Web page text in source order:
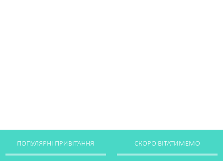
ПОПУЛЯРНІ ПРИВІТАННЯ СКОРО ВІТАТИМЕМО